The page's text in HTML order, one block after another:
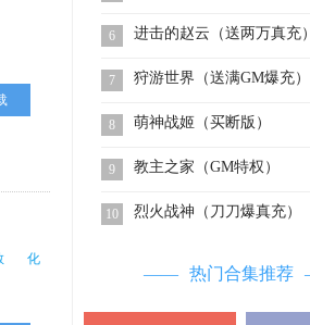
化
6 进击的赵云（送两万真充）
7 狩游世界（送满GM爆充）
8 萌神战姬（买断版）
9
教主之家（GM特权）
10 烈火战神（刀刀爆真充）
热门合集推荐